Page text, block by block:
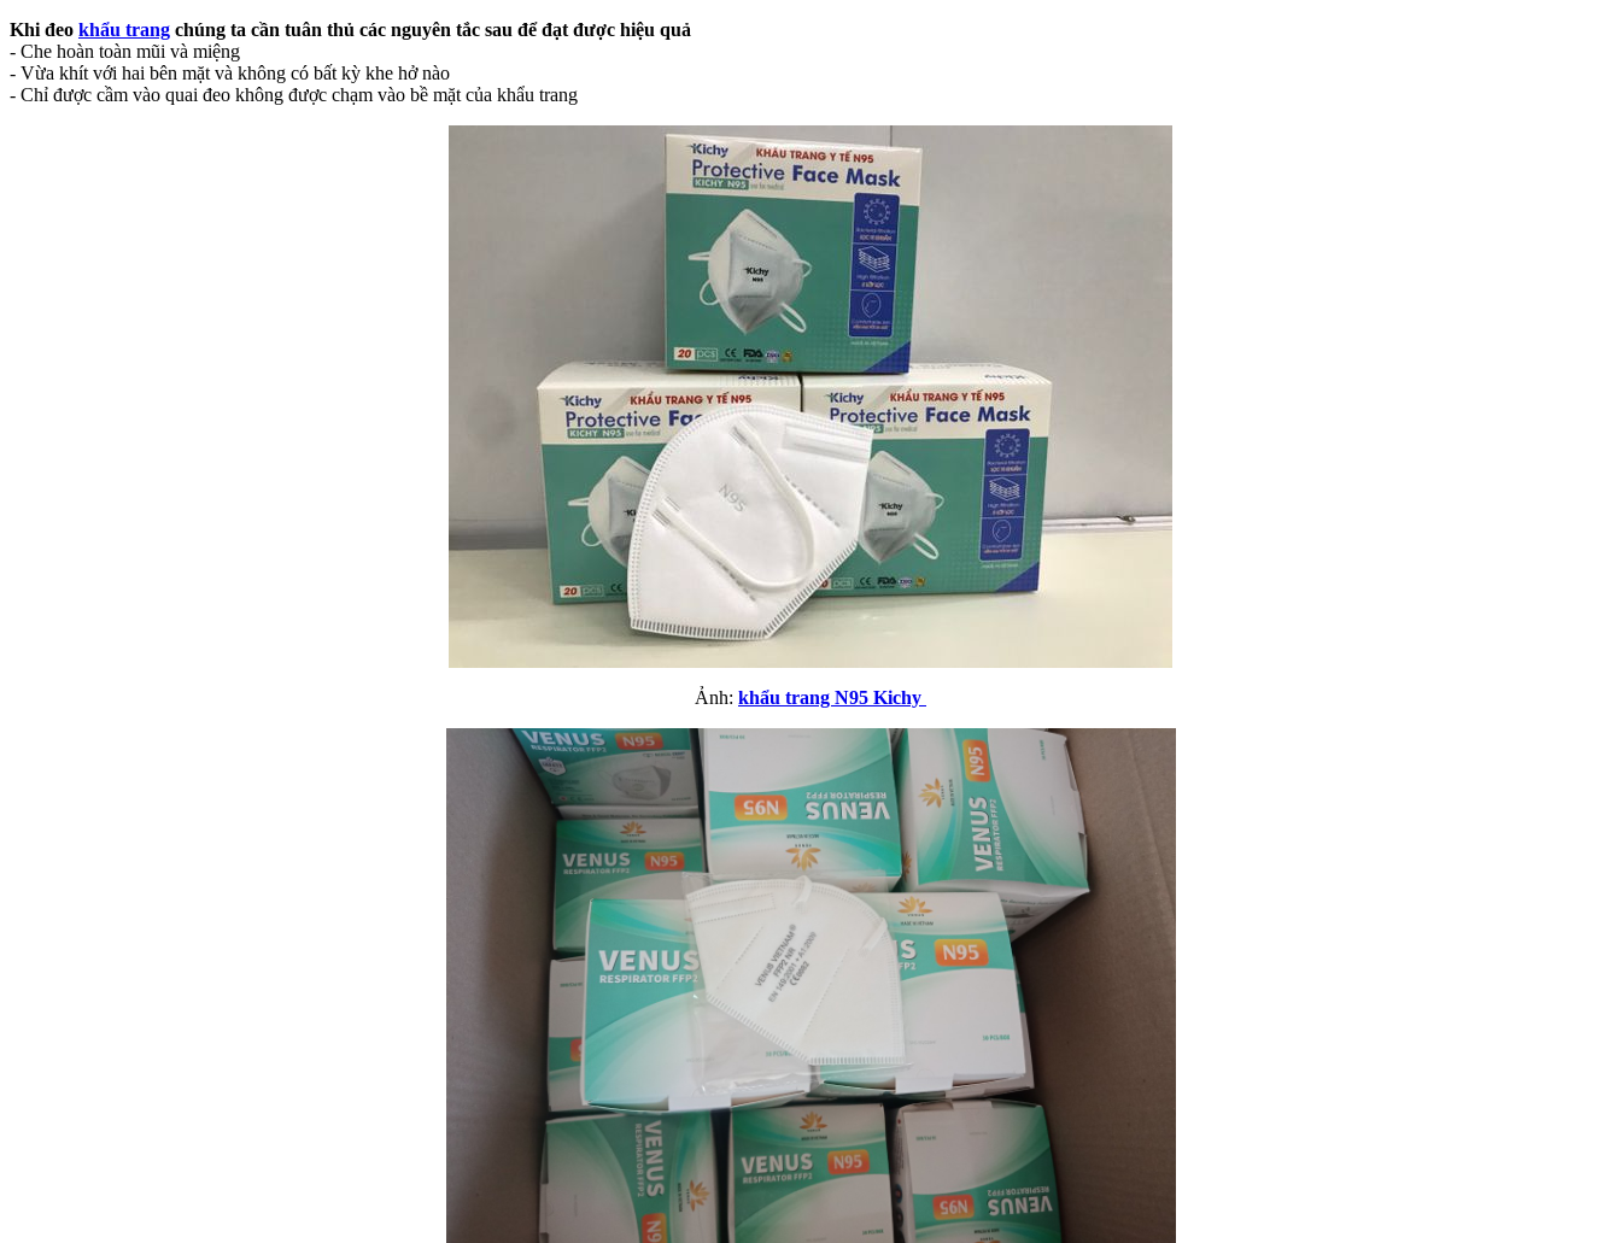
Khi đeo khẩu trang chúng ta cần tuân thủ các nguyên tắc sau để đạt được hiệu quả
- Che hoàn toàn mũi và miệng
- Vừa khít với hai bên mặt và không có bất kỳ khe hở nào
- Chỉ được cầm vào quai đeo không được chạm vào bề mặt của khẩu trang
Ảnh: khẩu trang N95 Kichy